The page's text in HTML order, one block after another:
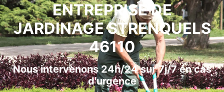
ENTREPRISE DE
JARDINAGE STRENQUELS
46110
Nous intervenons 24h/24 sur 7j/7 en cas
d'urgence